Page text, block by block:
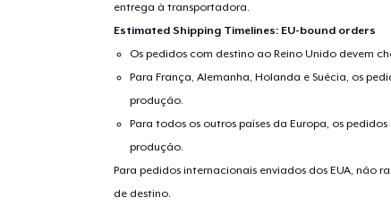
entrega à transportadora.
Estimated Shipping Timelines: EU-bound orders
Os pedidos com destino ao Reino Unido devem
Para França, Alemanha, Holanda e Suécia, os
produção.
Para todos os outros países da Europa, os
produção.
Para pedidos internacionais enviados dos EUA, não
de destino.